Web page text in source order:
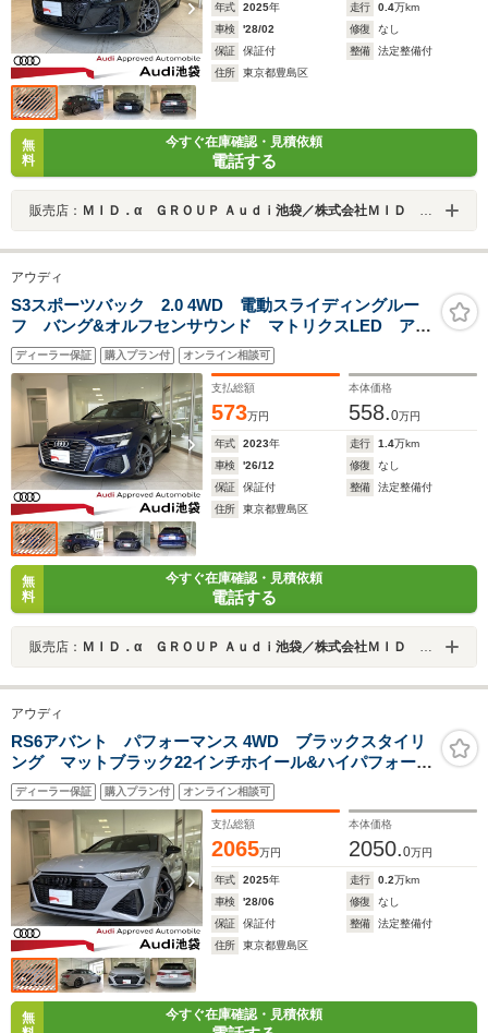
年式 2025年 走行 0.4万km
車検
'28/02 修復
なし
保証
保証付 整備
法定整備付
住所
東京都豊島区
無
料
今すぐ在庫確認・見積依頼
電話する
販売店： ＭＩＤ．α ＧＲＯＵＰ Ａｕｄｉ池袋／株式会社ＭＩＤ ＡＬＦＡ
アウディ
S3スポーツバック 2.0 4WD 電動スライディングルー
フ バング&オルフセンサウンド マトリクスLED アダ
プティブクルーズ レーンキープサイドアシスト TVチ
ューナー
ディーラー保証 購入プラン付 オンライン相談可
支払総額
573万円
本体価格
558.0万円
年式 2023年 走行 1.4万km
車検
'26/12 修復
なし
保証
保証付 整備
法定整備付
住所
東京都豊島区
無
料
今すぐ在庫確認・見積依頼
電話する
販売店： ＭＩＤ．α ＧＲＯＵＰ Ａｕｄｉ池袋／株式会社ＭＩＤ ＡＬＦＡ
アウディ
RS6アバント パフォーマンス 4WD ブラックスタイリ
ング マットブラック22インチホイール&ハイパフォーマ
ンスタイヤ ブラックダイナミカヘッドライニング RS
スポーツエキゾースト カーボンデコラティブパネル
ディーラー保証 購入プラン付 オンライン相談可
支払総額
2065万円
本体価格
2050.0万円
年式 2025年 走行 0.2万km
車検
'28/06 修復
なし
保証
保証付 整備
法定整備付
住所
東京都豊島区
無
今すぐ在庫確認・見積依頼